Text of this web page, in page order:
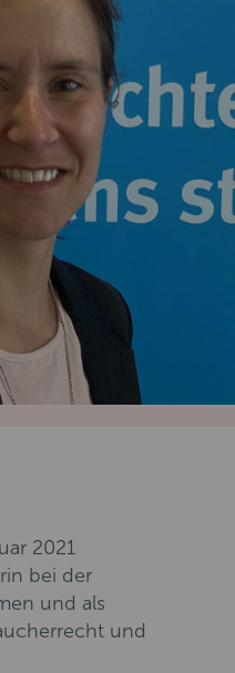
2021
bei der
und als
und